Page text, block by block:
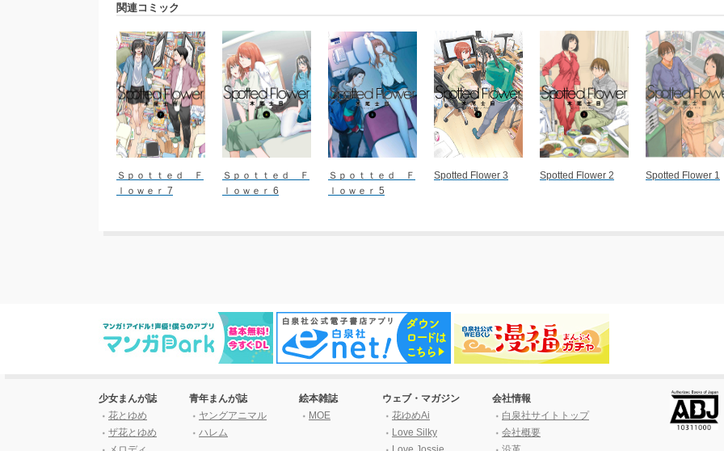
関連コミック
Ｓｐｏｔｔｅｄ Ｆ
ｌｏｗｅｒ 7
Ｓｐｏｔｔｅｄ Ｆ
ｌｏｗｅｒ 6
Ｓｐｏｔｔｅｄ Ｆ
ｌｏｗｅｒ 5
Spotted Flower 3 Spotted Flower 2 Spotted Flower 1
少女まんが誌
花とゆめ
ザ花とゆめ
青年まんが誌
ヤングアニマル
ハレム
絵本雑誌
MOE
ウェブ・マガジン
花ゆめAi
Love Silky
会社情報
白泉社サイトトップ
会社概要